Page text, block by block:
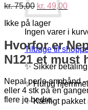
Ingen varer i
Tilbage til
✨ Sikker
✨ Hurtig
✨ Kærligt pakket
kr.75,00 Den
oprindelige
pris
var:
kr. 75,00.
kr. 49,00Den
er:
kr.
Ikke på lager
Hvorfor er
N121 et must
Nepal perle armbånd
eller 4 stk på en
flere jo bedre.